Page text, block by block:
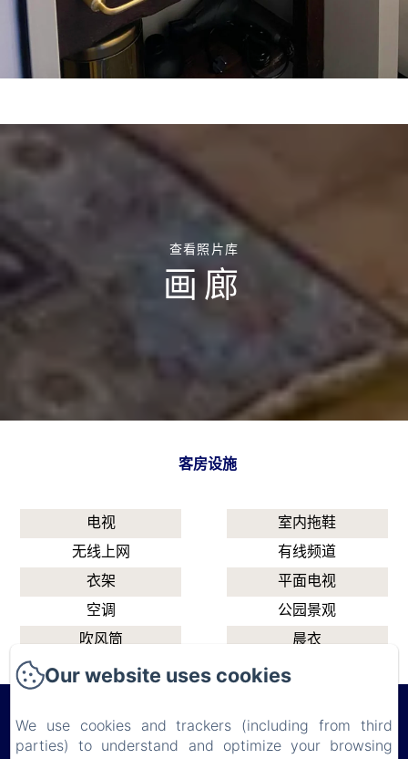
查看照片库
画廊
客房设施
电视
无线上网
衣架
空调
吹风筒
淋浴
室内拖鞋
有线频道
平面电视
公园景观
晨衣
Our website uses cookies
We use cookies and trackers (including from third
parties) to understand and optimize your browsing